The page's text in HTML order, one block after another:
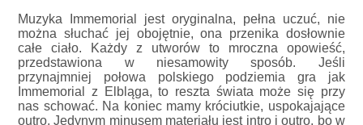
Muzyka Immemorial jest oryginalna, pełna uczuć, nie
można słuchać jej obojętnie, ona przenika dosłownie
całe ciało. Każdy z utworów to mroczna opowieść,
przedstawiona w niesamowity sposób. Jeśli
przynajmniej połowa polskiego podziemia gra jak
Immemorial z Elbląga, to reszta świata może się przy
nas schować. Na koniec mamy króciutkie, uspokajające
outro. Jedynym minusem materiału jest intro i outro, bo w